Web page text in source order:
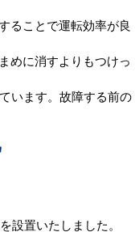
ることで運転効率が良
めに消すよりもつけっ
います。故障する前の
設置いたしました。